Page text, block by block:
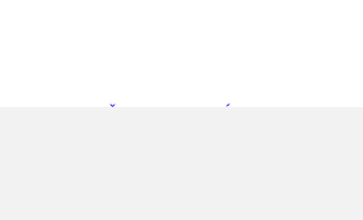
ŽIVOT KOLEM NÁS